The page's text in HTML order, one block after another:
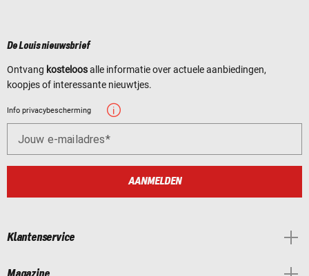
De Louis nieuwsbrief
Ontvang kosteloosalle informatie over actuele aanbiedingen,
koopjes of interessante nieuwtjes.
Info privacybescherming
Jouw e-mailadres
AANMELDEN
Klantenservice